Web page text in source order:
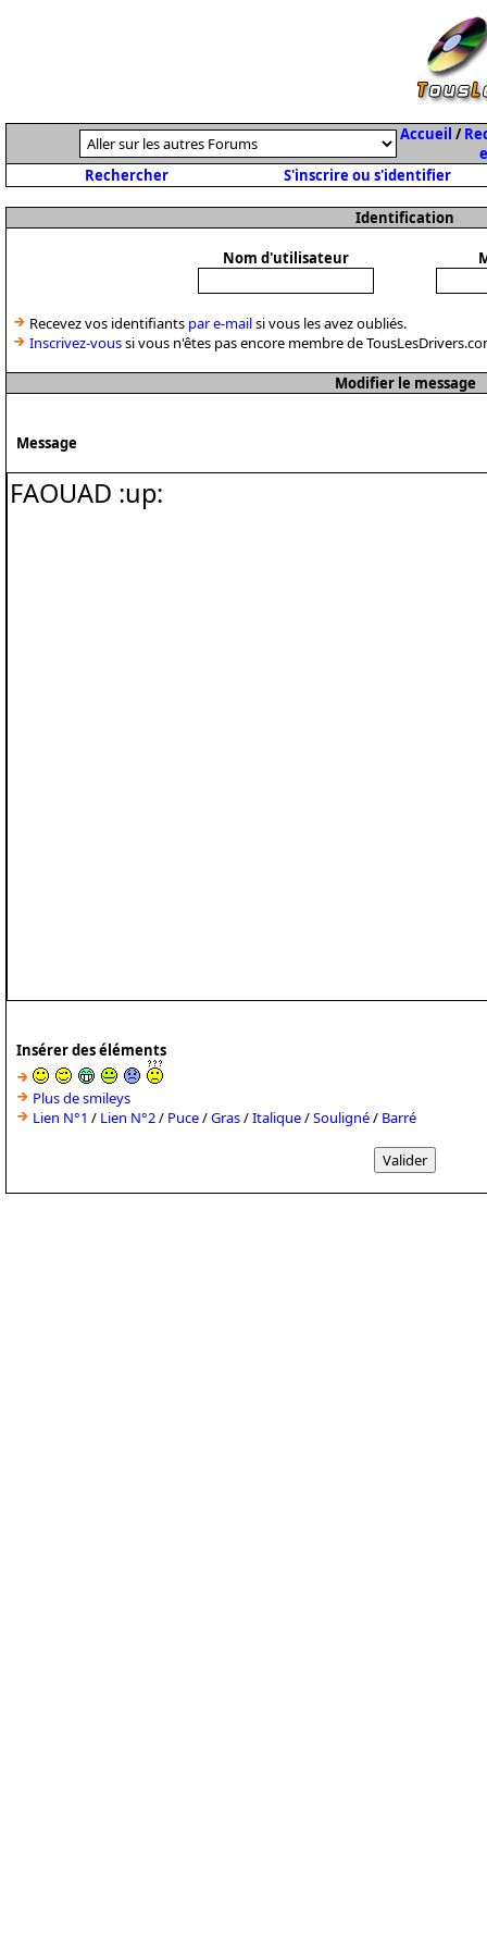
Accueil /
Rechercher
S'inscrire ou s'identifier
Identification
Nom d'utilisateur
Recevez vos identifiants par e-mailsi vous les avez oubliés.
Inscrivez-voussi vous n'êtes pas encore membre de
Modifier le message
Message
Insérer des éléments
Plus de smileys
Lien N°1 / Lien N°2/ Puce/Gras/Italique/Souligné/ Barré